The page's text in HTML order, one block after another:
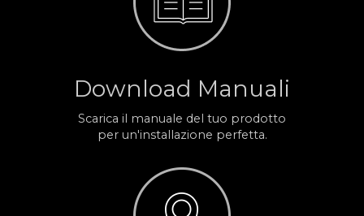
Download Manuali
Scarica il manuale del tuo prodotto
per un'installazione perfetta.